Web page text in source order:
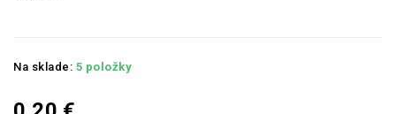
Na sklade: 5 položky